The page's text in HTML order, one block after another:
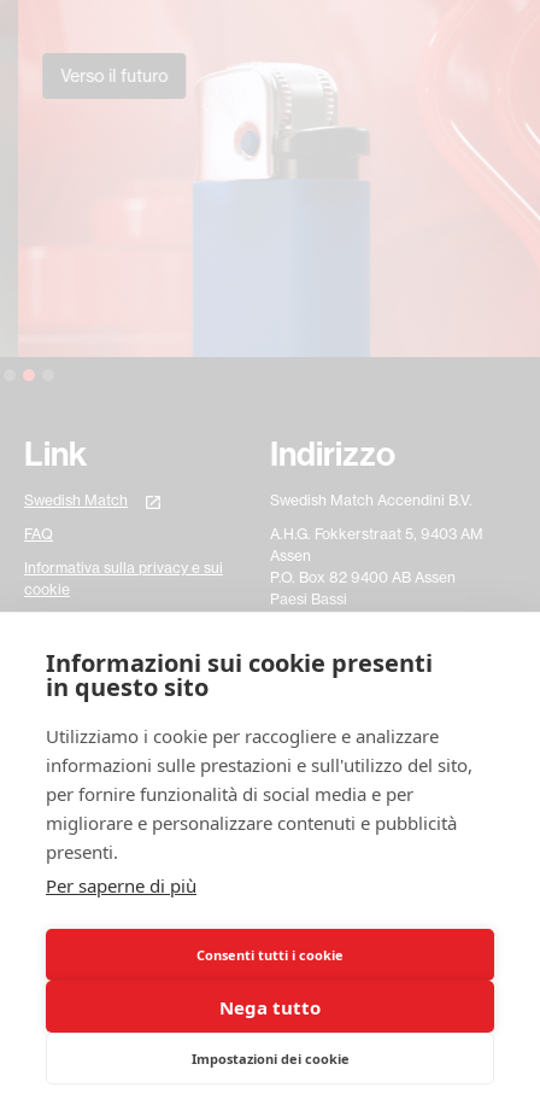
Informazioni sui cookie presenti
in questo sito
Utilizziamo i cookie per raccogliere e analizzare
informazioni sulle prestazioni e sull'utilizzo del sito,
per fornire funzionalità di social media e per
migliorare e personalizzare contenuti e pubblicità
presenti.
Per saperne di più
Consenti tutti i cookie
Nega tutto
Impostazioni dei cookie
Verso il futuro
Slide 2 of 3.
Link
Swedish Match
FAQ
Informativa sulla privacy e sui
cookie
Indirizzo
Swedish Match Accendini B.V.
A.H.G. Fokkerstraat 5, 9403 AM
Assen
P.O. Box 82 9400 AB Assen
Paesi Bassi
Entrare in contatto
Per favore, compilate un semplice modulo di contatto
e fateci sapere le vostre richieste. Ci aiuterebbe
davvero ad agire più velocemente su qualsiasi
questione che possiate avere. Grazie!
Contattateci
© 2025 Swedish Match Cricket